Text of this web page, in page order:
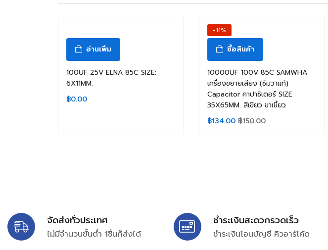
อ่านเพิ่ม
100UF 25V ELNA 85C SIZE:
6X11MM.
฿0.00
-11%
ซื้อสินค้า
10000UF 100V 85C SAMWHA
เครื่องขยายเสียง (ซัมวาแท้)
Capacitor คาปาซิเตอร์ SIZE
35X65MM. สีเขียว ขาเขี้ยว
฿134.00 ฿150.00
จัดส่งทั่วประเทศ
ไม่มีจำนวนขั้นต่ำ 1ชิ้นก็ส่งได้
ชำระเงินสะดวกรวดเร็ว
ชำระเงินโอนบัญชี คิวอาร์โค้ด